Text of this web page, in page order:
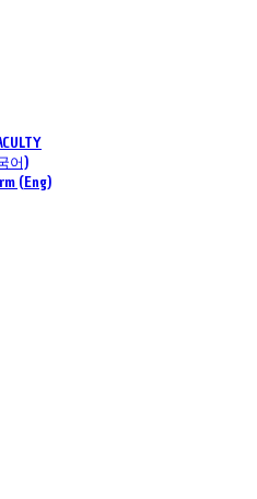
어)
(Eng)